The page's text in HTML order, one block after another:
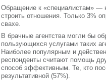
Обращение к «специалистам» —
строить отношения. Только 3%
свахе.
В брачные агентства могли бы
пользующихся услугами таких
Наиболее популярным и
респонденты считают помощь
способ эффективным. Те, кто
результативной (57%).